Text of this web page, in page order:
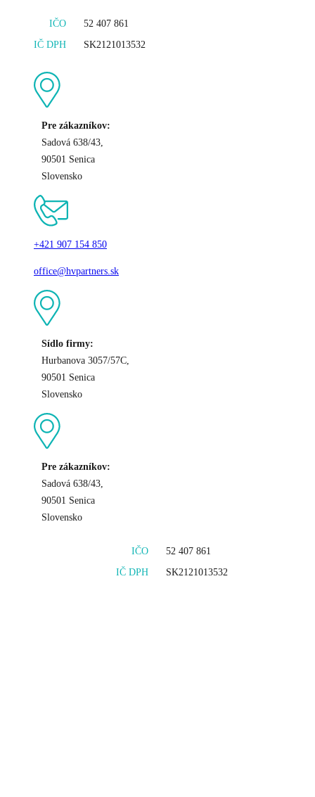
IČO
IČ DPH
52 407 861
SK2121013532
Pre zákazníkov:
Sadová 638/43,
90501 Senica
Slovensko
+421 907 154 850
office@hvpartners.sk
Sídlo firmy:
Hurbanova 3057/57C,
90501 Senica
Slovensko
Pre zákazníkov:
Sadová 638/43,
90501 Senica
Slovensko
IČO
IČ DPH
52 407 861
SK2121013532